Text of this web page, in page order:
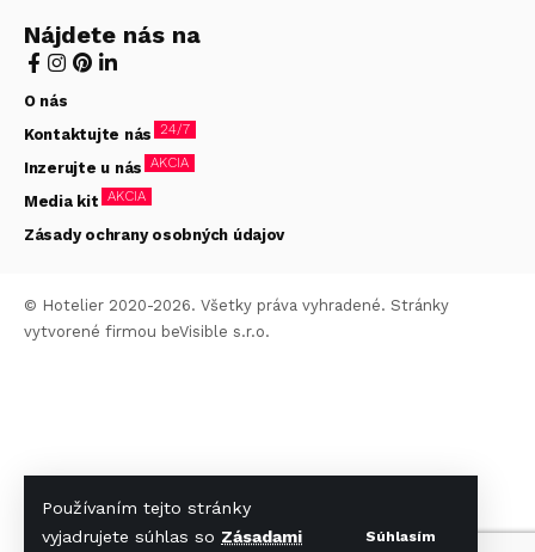
Používaním tejto stránky
vyjadrujete súhlas so Zásadami Súhlasím
Nájdete nás na
O nás
Kontaktujte nás 24/7
Inzerujte u nás AKCIA
Media kit AKCIA
Zásady ochrany osobných údajov
© Hotelier 2020-2026. Všetky práva vyhradené. Stránky
vytvorené firmou beVisible s.r.o.